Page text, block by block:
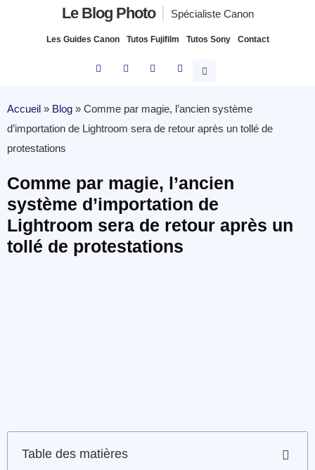
Le Blog Photo Spécialiste Canon
Les Guides Canon Tutos Fujifilm Tutos Sony Contact
Accueil » Blog » Comme par magie, l’ancien système
d’importation de Lightroom sera de retour après un tollé de
protestations
Comme par magie, l’ancien
système d’importation de
Lightroom sera de retour après un
tollé de protestations
Table des matières